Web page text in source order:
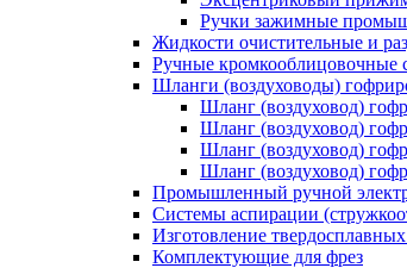
Ручки зажимные
Жидкости очистительные и
Ручные кромкооблицовочные
Шланги (воздуховоды)
Шланг (воздуховод)
Шланг (воздуховод)
Шланг (воздуховод)
Шланг (воздуховод)
Промышленный ручной
Системы аспирации
Изготовление
Комплектующие для фрез